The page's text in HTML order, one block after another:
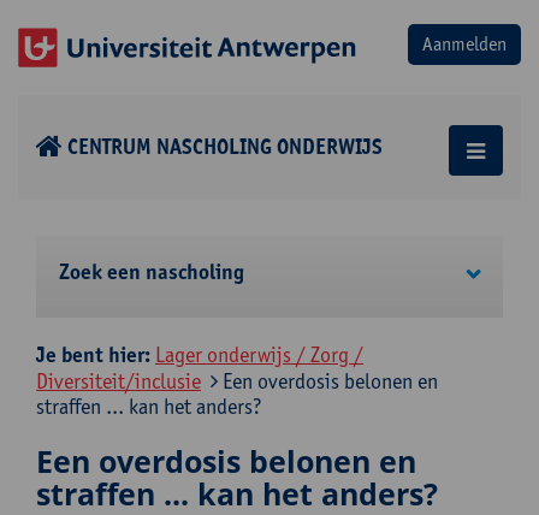
CENTRUM NASCHOLING ONDERWIJS
Zoek een nascholing
Je bent hier: Lager onderwijs / Zorg /
Diversiteit/inclusie
Een overdosis belonen en
straffen ... kan het anders?
Een overdosis belonen en
straffen ... kan het anders?